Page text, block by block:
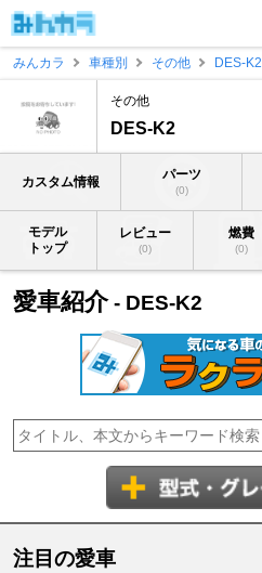
みんカラ
車種別 その他 DES-K2
その他
DES-K2
カスタム情報 パーツ
(0)
モデル
トップ
レビュー
(0)
燃費
(0)
愛車紹介- DES-K2
注目の愛車